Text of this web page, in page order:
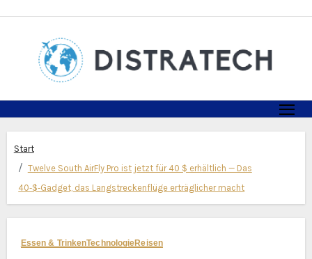
springen
Start
Twelve South AirFly Pro ist jetzt für 40 $ erhältlich — Das
40‑$‑Gadget, das Langstreckenflüge erträglicher macht
Essen & TrinkenTechnologieReisen